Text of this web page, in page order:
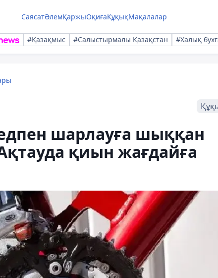
СаясатӘлемҚаржыОқиғаҚұқықМақалалар
#Қазақмыс #Салыстырмалы Қазақстан #Халық
шарлауға шыққан
қиын жағдайға